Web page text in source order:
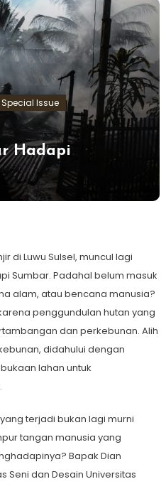
Special Issue
Hadapi
di Luwu Sulsel, muncul lagi
Sumbar. Padahal belum masuk
alam, atau bencana manusia?
penggundulan hutan yang
dan perkebunan. Alih
didahului dengan
lahan untuk
terjadi bukan lagi murni
tangan manusia yang
Bapak Dian
Seni dan Desain Universitas